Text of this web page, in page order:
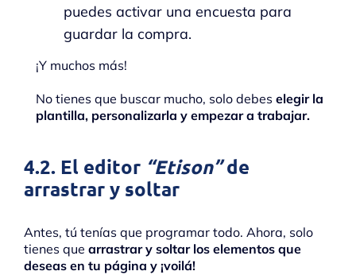
puedes activar una encuesta para
guardar la compra.
¡Y muchos más!
No tienes que buscar mucho, solo debes elegir la
plantilla, personalizarla y empezar a trabajar.
4.2. El editor “Etison”de
arrastrar y soltar
Antes, tú tenías que programar todo. Ahora, solo
tienes que arrastrar y soltar los elementos que
deseas en tu página y ¡voilá!